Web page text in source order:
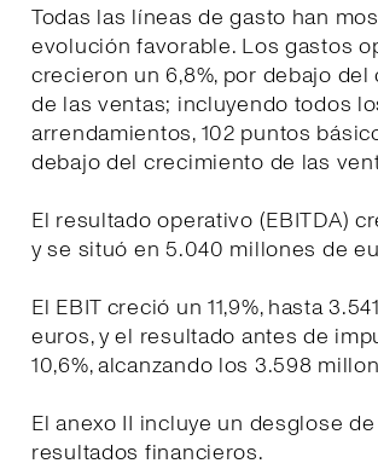
Todas las líneas de gasto han
evolución favorable. Los gastos
crecieron un 6,8%, por debajo
de las ventas; incluyendo todos
arrendamientos, 102 puntos
debajo del crecimiento de las
El resultado operativo (EBITDA)
y se situó en 5.040 millones de
El EBIT creció un 11,9%, hasta
euros, y el resultado antes de
10,6%, alcanzando los 3.598
El anexo II incluye un desglose
resultados financieros.